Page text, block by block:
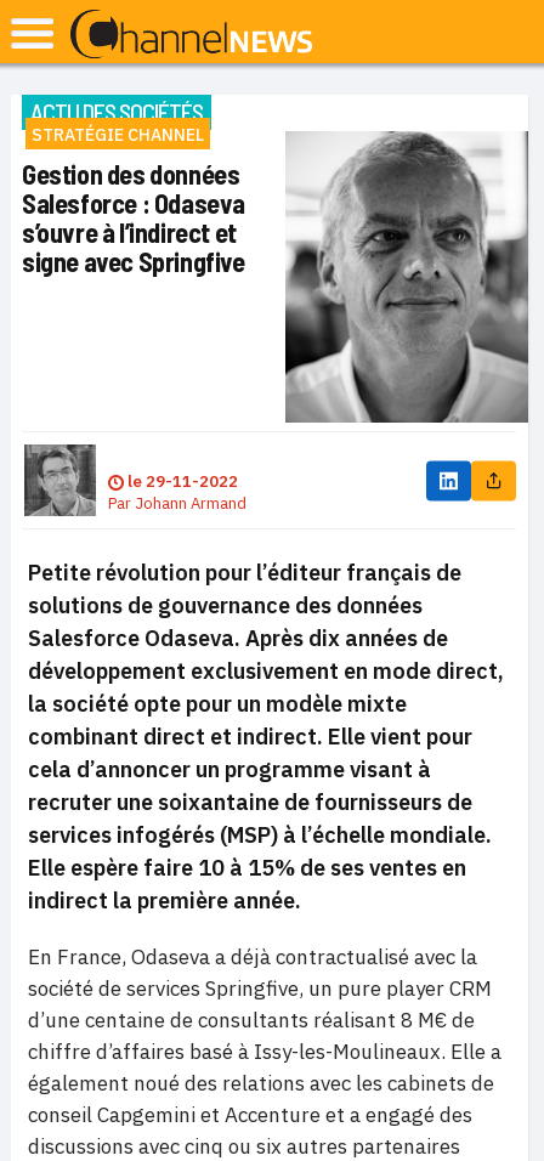
ACTU DES SOCIÉTÉS
STRATÉGIE CHANNEL
Gestion des données
Salesforce : Odaseva
s’ouvre à l’indirect et
signe avec Springfive
le 29-11-2022
Par Johann Armand
Petite révolution pour l’éditeur français de
solutions de gouvernance des données
Salesforce Odaseva. Après dix années de
développement exclusivement en mode direct,
la société opte pour un modèle mixte
combinant direct et indirect. Elle vient pour
cela d’annoncer un programme visant à
recruter une soixantaine de fournisseurs de
services infogérés (MSP) à l’échelle mondiale.
Elle espère faire 10 à 15% de ses ventes en
indirect la première année.
En France, Odaseva a déjà contractualisé avec la
société de services Springfive, un pure player CRM
d’une centaine de consultants réalisant 8 M€ de
chiffre d’affaires basé à Issy-les-Moulineaux. Elle a
également noué des relations avec les cabinets de
conseil Capgemini et Accenture et a engagé des
discussions avec cinq ou six autres partenaires